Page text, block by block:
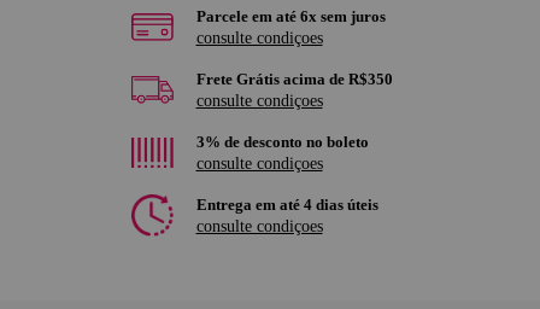
Parcele em até 6x sem juros
consulte condiçoes
Frete Grátis acima de R$350
consulte condiçoes
3% de desconto no boleto
consulte condiçoes
Entrega em até 4 dias úteis
consulte condiçoes